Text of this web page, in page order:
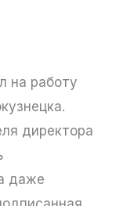
на работу
директора
даже